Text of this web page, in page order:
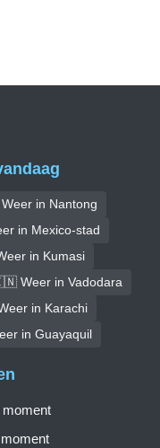
in Nantong
in Mexico-stad
in Kumasi
Weer in Vadodara
in Karachi
in Guayaquil
moment